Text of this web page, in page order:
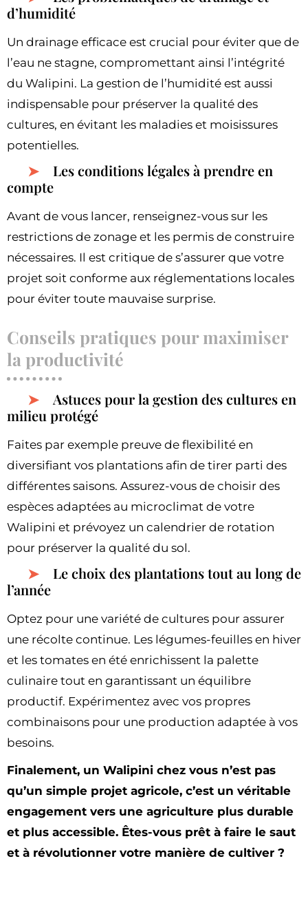
d’humidité
Un drainage efficace est crucial pour éviter que de
l’eau ne stagne, compromettant ainsi l’intégrité
du Walipini. La gestion de l’humidité est aussi
indispensable pour préserver la qualité des
cultures, en évitant les maladies et moisissures
potentielles.
Les conditions légales à prendre en
compte
Avant de vous lancer, renseignez-vous sur les
restrictions de zonage et les permis de construire
nécessaires. Il est critique de s’assurer que votre
projet soit conforme aux réglementations locales
pour éviter toute mauvaise surprise.
Conseils pratiques pour maximiser
la productivité
Astuces pour la gestion des cultures en
milieu protégé
Faites par exemple preuve de flexibilité en
diversifiant vos plantations afin de tirer parti des
différentes saisons. Assurez-vous de choisir des
espèces adaptées au microclimat de votre
Walipini et prévoyez un calendrier de rotation
pour préserver la qualité du sol.
Le choix des plantations tout au long de
l’année
Optez pour une variété de cultures pour assurer
une récolte continue. Les légumes-feuilles en hiver
et les tomates en été enrichissent la palette
culinaire tout en garantissant un équilibre
productif. Expérimentez avec vos propres
combinaisons pour une production adaptée à vos
besoins.
Finalement, un Walipini chez vous n’est pas
qu’un simple projet agricole, c’est un véritable
engagement vers une agriculture plus durable
et plus accessible. Êtes-vous prêt à faire le saut
et à révolutionner votre manière de cultiver ?